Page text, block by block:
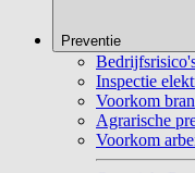
Preventie
Inspectie
Voorkom
Agrarische
Voorkom